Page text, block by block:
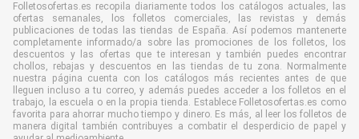
Folletosofertas.es recopila diariamente todos los catálogos actuales, las
ofertas semanales, los folletos comerciales, las revistas y demás
publicaciones de todas las tiendas de España. Así podemos mantenerte
completamente informado/a sobre las promociones de los folletos, los
descuentos y las ofertas que te interesan y también puedes encontrar
chollos, rebajas y descuentos en las tiendas de tu zona. Normalmente
nuestra página cuenta con los catálogos más recientes antes de que
lleguen incluso a tu correo, y además puedes acceder a los folletos en el
trabajo, la escuela o en la propia tienda. Establece Folletosofertas.es como
favorita para ahorrar mucho tiempo y dinero. Es más, al leer los folletos de
manera digital también contribuyes a combatir el desperdicio de papel y